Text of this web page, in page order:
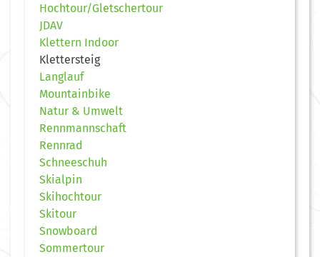
Hochtour/Gletschertour
JDAV
Klettern Indoor
Klettersteig
Langlauf
Mountainbike
Natur & Umwelt
Rennmannschaft
Rennrad
Schneeschuh
Skialpin
Skihochtour
Skitour
Snowboard
Sommertour